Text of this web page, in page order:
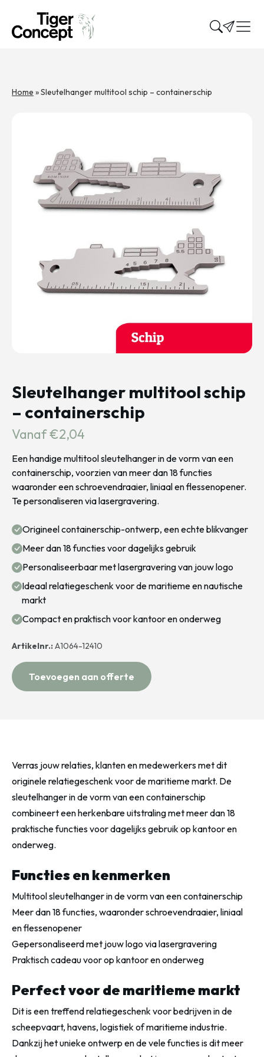
Home »Sleutelhanger multitool schip – containerschip
Sleutelhanger multitool schip
– containerschip
Vanaf €2,04
Een handige multitool sleutelhanger in de vorm van een
containerschip, voorzien van meer dan 18 functies
waaronder een schroevendraaier, liniaal en flessenopener.
Te personaliseren via lasergravering.
Origineel containerschip-ontwerp, een echte blikvanger
Meer dan 18 functies voor dagelijks gebruik
Personaliseerbaar met lasergravering van jouw logo
Ideaal relatiegeschenk voor de maritieme en nautische
markt
Compact en praktisch voor kantoor en onderweg
Artikelnr.:A1064-12410
Toevoegen aan offerte
Verras jouw relaties, klanten en medewerkers met dit
originele relatiegeschenk voor de maritieme markt. De
sleutelhanger in de vorm van een containerschip
combineert een herkenbare uitstraling met meer dan 18
praktische functies voor dagelijks gebruik op kantoor en
onderweg.
Functies en kenmerken
Multitool sleutelhanger in de vorm van een containerschip
Meer dan 18 functies, waaronder schroevendraaier, liniaal
en flessenopener
Gepersonaliseerd met jouw logo via lasergravering
Praktisch cadeau voor op kantoor en onderweg
Perfect voor de maritieme markt
Dit is een treffend relatiegeschenk voor bedrijven in de
scheepvaart, havens, logistiek of maritieme industrie.
Dankzij het unieke ontwerp en de vele functies is dit meer